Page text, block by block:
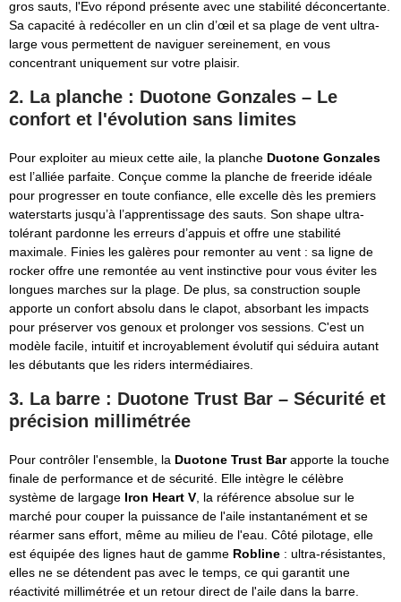
gros sauts, l'Evo répond présente avec une stabilité déconcertante.
Sa capacité à redécoller en un clin d’œil et sa plage de vent ultra-
large vous permettent de naviguer sereinement, en vous
concentrant uniquement sur votre plaisir.
2. La planche : Duotone Gonzales – Le
confort et l'évolution sans limites
Pour exploiter au mieux cette aile, la planche Duotone Gonzales
est l’alliée parfaite. Conçue comme la planche de freeride idéale
pour progresser en toute confiance, elle excelle dès les premiers
waterstarts jusqu’à l’apprentissage des sauts. Son shape ultra-
tolérant pardonne les erreurs d’appuis et offre une stabilité
maximale. Finies les galères pour remonter au vent : sa ligne de
rocker offre une remontée au vent instinctive pour vous éviter les
longues marches sur la plage. De plus, sa construction souple
apporte un confort absolu dans le clapot, absorbant les impacts
pour préserver vos genoux et prolonger vos sessions. C'est un
modèle facile, intuitif et incroyablement évolutif qui séduira autant
les débutants que les riders intermédiaires.
3. La barre : Duotone Trust Bar – Sécurité et
précision millimétrée
Pour contrôler l'ensemble, la Duotone Trust Barapporte la touche
finale de performance et de sécurité. Elle intègre le célèbre
système de largage Iron Heart V, la référence absolue sur le
marché pour couper la puissance de l'aile instantanément et se
réarmer sans effort, même au milieu de l'eau. Côté pilotage, elle
est équipée des lignes haut de gamme Robline : ultra-résistantes,
elles ne se détendent pas avec le temps, ce qui garantit une
réactivité millimétrée et un retour direct de l'aile dans la barre.